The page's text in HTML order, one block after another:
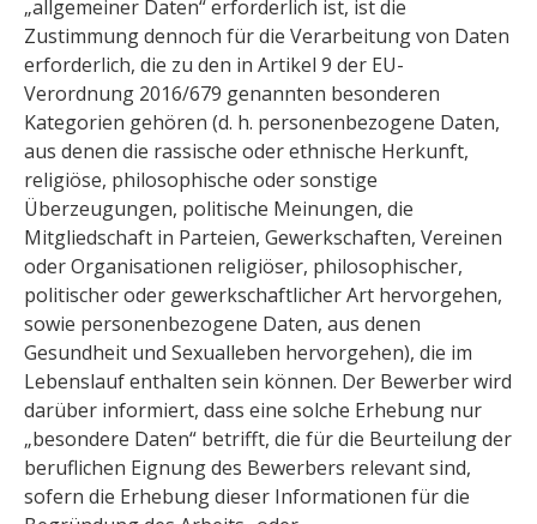
„allgemeiner Daten“ erforderlich ist, ist die
Zustimmung dennoch für die Verarbeitung von Daten
erforderlich, die zu den in Artikel 9 der EU-
Verordnung 2016/679 genannten besonderen
Kategorien gehören (d. h. personenbezogene Daten,
aus denen die rassische oder ethnische Herkunft,
religiöse, philosophische oder sonstige
Überzeugungen, politische Meinungen, die
Mitgliedschaft in Parteien, Gewerkschaften, Vereinen
oder Organisationen religiöser, philosophischer,
politischer oder gewerkschaftlicher Art hervorgehen,
sowie personenbezogene Daten, aus denen
Gesundheit und Sexualleben hervorgehen), die im
Lebenslauf enthalten sein können. Der Bewerber wird
darüber informiert, dass eine solche Erhebung nur
„besondere Daten“ betrifft, die für die Beurteilung der
beruflichen Eignung des Bewerbers relevant sind,
sofern die Erhebung dieser Informationen für die